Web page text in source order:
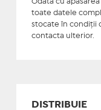
toate datele
stocate în condiţii
contacta ulterior.
DISTRIBUIE